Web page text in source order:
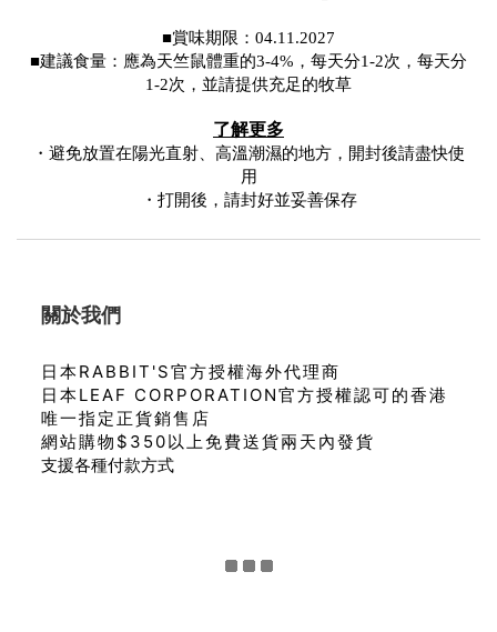
■賞味期限：04.11.2027
■建議食量：應為天竺鼠體重的3-4%，每天分1-2次， 每天分
1-2次，並請提供充足的牧草
了解更多
・避免放置在陽光直射、高溫潮濕的地方，開封後請盡快使
用
・打開後，請封好並妥善保存
關於我們
日本RABBIT'S官方授權海外代理商
日本LEAF CORPORATION官方授權認可的香港
唯一指定正貨銷售店
網站購物$350以上免費送貨兩天內發貨
支援各種付款方式